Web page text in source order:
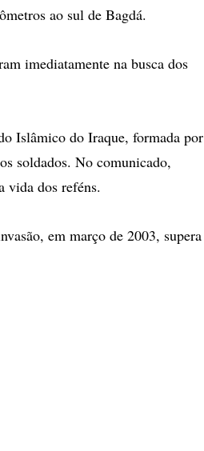
ao sul de Bagdá.
imediatamente na busca dos
Islâmico do Iraque, formada por
soldados. No comunicado,
vida dos reféns.
em março de 2003, supera